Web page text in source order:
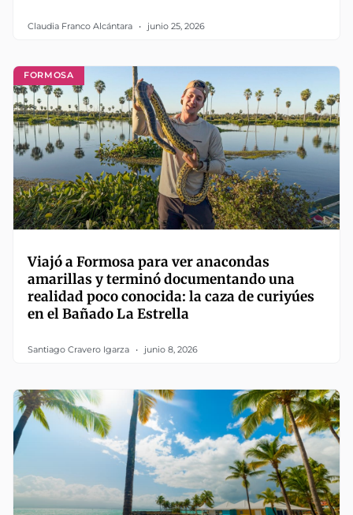
Claudia Franco Alcántara junio 25, 2026
FORMOSA
Viajó a Formosa para ver anacondas
amarillas y terminó documentando una
realidad poco conocida: la caza de curiyúes
en el Bañado La Estrella
Santiago Cravero Igarza junio 8, 2026